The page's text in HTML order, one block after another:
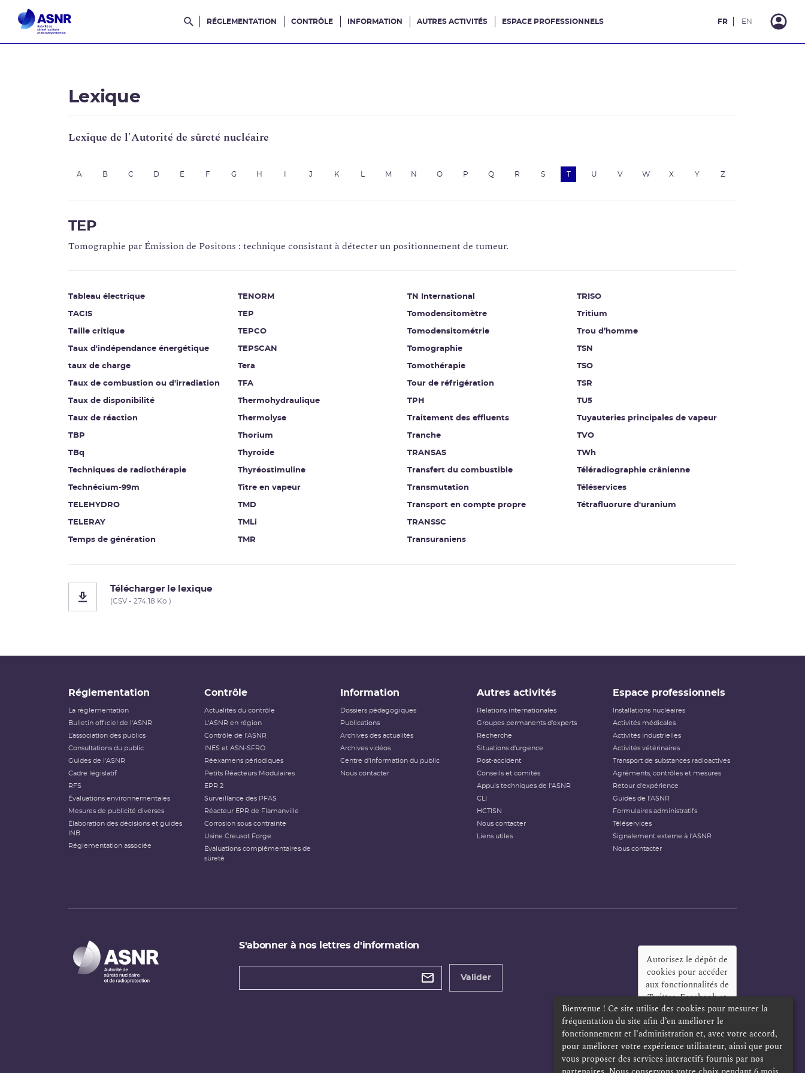
Rechercher dans le site
RÉGLEMENTATION CONTRÔLE INFORMATION AUTRES ACTIVITÉS ESPACE PROFESSIONNELS FR EN
Lexique
Lexique de l'Autorité de sûreté nucléaire
A B C D E F G H J K M N O P Q R S T U V W X Y Z
TEP
Tomographie par Émission de Positons : technique consistant à détecter un positionnement de tumeur.
Tableau électrique
TACIS
Taille critique
Taux d'indépendance énergétique
taux de charge
Taux de combustion ou d'irradiation
Taux de disponibilité
Taux de réaction
TBP
TBq
Techniques de radiothérapie
Technécium-99m
TELEHYDRO
TELERAY
Temps de génération
TENORM
TEP
TEPCO
TEPSCAN
Tera
TFA
Thermohydraulique
Thermolyse
Thorium
Thyroïde
Thyréostimuline
Titre en vapeur
TMD
TMLi
TMR
TN International
Tomodensitomètre
Tomodensitométrie
Tomographie
Tomothérapie
Tour de réfrigération
TPH
Traitement des effluents
Tranche
TRANSAS
Transfert du combustible
Transmutation
Transport en compte propre
TRANSSC
Transuraniens
TRISO
Tritium
Trou d’homme
TSN
TSO
TSR
TU5
Tuyauteries principales de vapeur
TVO
TWh
Téléradiographie crânienne
Téléservices
Tétrafluorure d'uranium
Télécharger le lexique
(CSV - 274.18 Ko )
Réglementation
La réglementation
Bulletin officiel de l'ASNR
L’association des publics
Consultations du public
Guides de l'ASNR
Cadre législatif
RFS
Évaluations environnementales
Mesures de publicité diverses
Élaboration des décisions et guides
INB
Réglementation associée
Contrôle
Actualités du contrôle
L'ASNR en région
Contrôle de l'ASNR
INES et ASN-SFRO
Réexamens périodiques
Petits Réacteurs Modulaires
EPR 2
Surveillance des PFAS
Réacteur EPR de Flamanville
Corrosion sous contrainte
Usine Creusot Forge
Évaluations complémentaires de
sûreté
Information
Dossiers pédagogiques
Publications
Archives des actualités
Archives vidéos
Centre d'information du public
Nous contacter
Autres activités
Relations internationales
Groupes permanents d'experts
Recherche
Situations d'urgence
Post-accident
Conseils et comités
Appuis techniques de l'ASNR
CLI
HCTISN
Nous contacter
Liens utiles
Espace professionnels
Installations nucléaires
Activités médicales
Activités industrielles
Activités vétérinaires
Transport de substances radioactives
Agréments, contrôles et mesures
Retour d'expérience
Guides de l'ASNR
Formulaires administratifs
Téléservices
Signalement externe à l'ASNR
Nous contacter
S'abonner à nos lettres d'information
Valider
Autorisez le dépôt de
cookies pour accéder
aux fonctionnalités de
Twitter, Facebook et
LinkedIn?
Oui
Toujours
Bienvenue ! Ce site utilise des cookies pour mesurer la
fréquentation du site afin d’en améliorer le
fonctionnement et l’administration et, avec votre accord,
pour améliorer votre expérience utilisateur, ainsi que pour
vous proposer des services interactifs fournis par nos